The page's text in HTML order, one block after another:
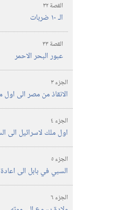
القصة ٣٢
الـ‍ ١٠ ضربات
القصة ٣٣
عبور البحر الاحمر
الجزء ٣
الانقاذ من مصر الى اول
الجزء ٤
اول ملك لاسرائيل الى
الجزء ٥
السبي في بابل الى
الجزء ٦